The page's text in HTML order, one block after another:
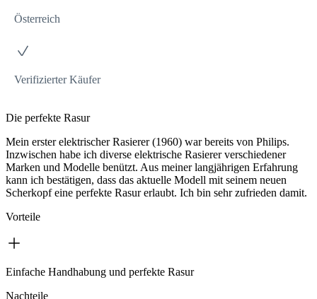
Österreich
Verifizierter Käufer
Die perfekte Rasur
Mein erster elektrischer Rasierer (1960) war bereits von Philips.
Inzwischen habe ich diverse elektrische Rasierer verschiedener
Marken und Modelle benützt. Aus meiner langjährigen Erfahrung
kann ich bestätigen, dass das aktuelle Modell mit seinem neuen
Scherkopf eine perfekte Rasur erlaubt. Ich bin sehr zufrieden damit.
Vorteile
Einfache Handhabung und perfekte Rasur
Nachteile